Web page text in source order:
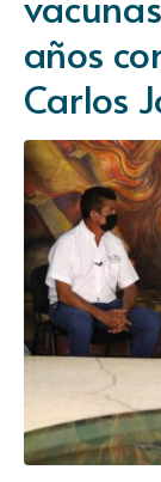
años
Carlos